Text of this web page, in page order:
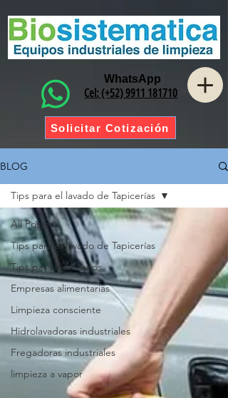
Solicitar Cotización
Cel: (+52) 9911 181710
WhatsApp
BLOG
All Posts
Tips para el lavado de Tapicerías
Tips para lavar autos
Empresas alimentarias
Limpieza consciente
Hidrolavadoras industriales
Fregadoras industriales
limpieza a vapor
Tips para el lavado de Tapicerías